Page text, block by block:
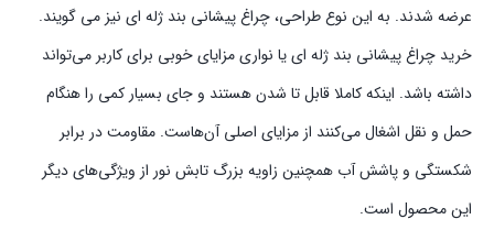
عرضه شدند. به این نوع طراحی، چراغ پیشانی بند ژله‌ ای نیز می‌ گویند.
خرید چراغ پیشانی بند ژله ای یا نواری مزایای خوبی برای کاربر می‌تواند
داشته باشد. اینکه کاملا قابل تا شدن هستند و جای بسیار کمی را هنگام
حمل و نقل اشغال می‌کنند از مزایای اصلی آن‌هاست. مقاومت در برابر
شکستگی و پاشش آب همچنین زاویه بزرگ تابش نور از ویژگی‌های دیگر
این محصول است.